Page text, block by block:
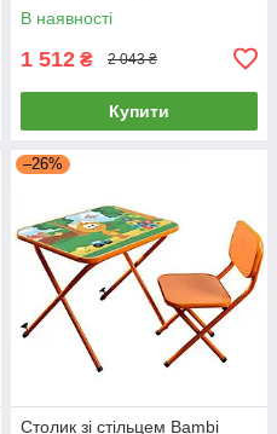
В наявності
1 512 ₴ 2 043 ₴
Купити
–26%
Столик зі стільцем Bambi